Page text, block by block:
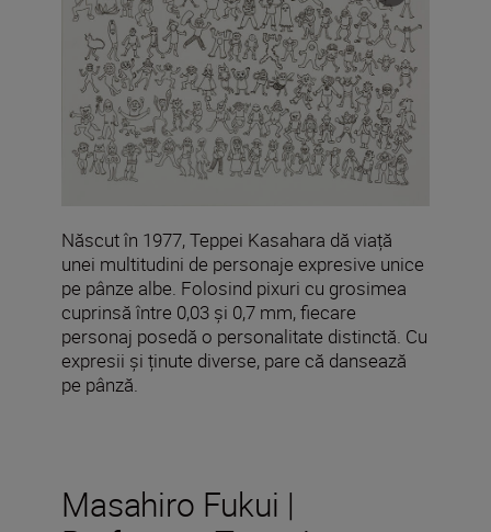
Născut în 1977, Teppei Kasahara dă viață
unei multitudini de personaje expresive unice
pe pânze albe. Folosind pixuri cu grosimea
cuprinsă între 0,03 și 0,7 mm, fiecare
personaj posedă o personalitate distinctă. Cu
expresii și ținute diverse, pare că dansează
pe pânză.
Masahiro Fukui |